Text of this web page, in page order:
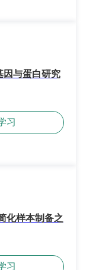
因与蛋白研究
习
化样本制备之
习